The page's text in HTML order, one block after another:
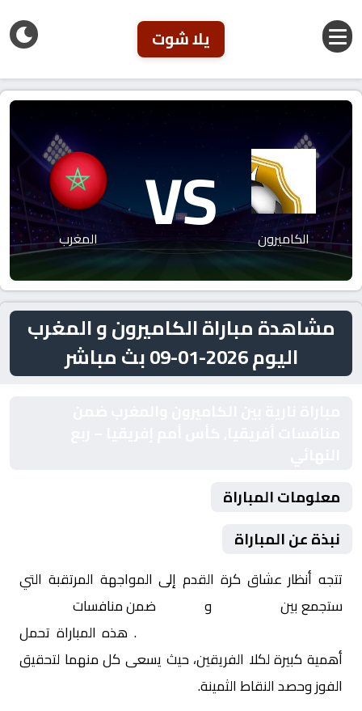
يلا شوت
الكاميرون VS المغرب
مشاهدة مباراة الكاميرون و المغرب
اليوم 2026-01-09 بث مباشر
معلومات المباراة
نبذة عن المباراة
تتجه أنظار عشاق كرة القدم إلى المواجهة المرتقبة التي
ستجمع بين
و ضمن منافسات
. هذه المباراة تحمل
أهمية كبيرة لكلا الفريقين، حيث يسعى كل منهما لتحقيق
الفوز وحصد النقاط الثمينة.